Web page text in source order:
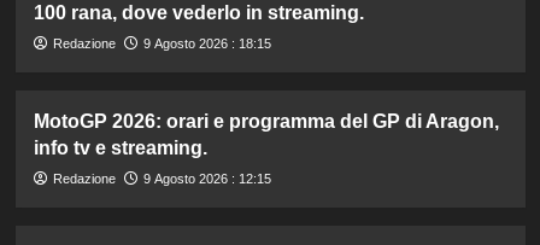
100 rana, dove vederlo in streaming.
Redazione 9 Agosto 2026 : 18:15
MotoGP 2026: orari e programma del GP di Aragon,
info tv e streaming.
Redazione 9 Agosto 2026 : 12:15